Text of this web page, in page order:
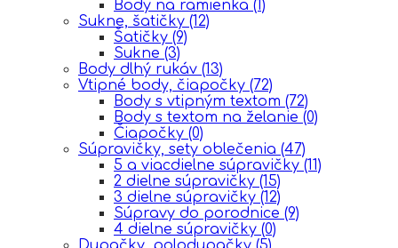
Body na ramienka (1)
Sukne, šatičky (12)
Šatičky (9)
Sukne (3)
Body dlhý rukáv (13)
Vtipné body, čiapočky (72)
Body s vtipným textom (72)
Body s textom na želanie (0)
Čiapočky (0)
Súpravičky, sety oblečenia (47)
5 a viacdielne súpravičky (11)
2 dielne súpravičky (15)
3 dielne súpravičky (12)
Súpravy do porodnice (9)
4 dielne súpravičky (0)